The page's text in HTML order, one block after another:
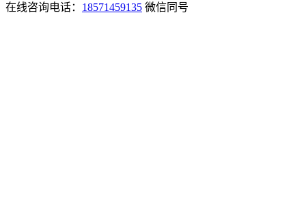
在线咨询电话： 18571459135 微信同号